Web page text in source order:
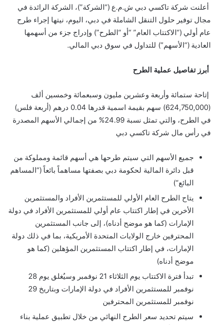
أعلنت شركة تاكسي دبي ش.م.ع (“الشركة”)، الشركة الرائدة في
مجال توفير حلول التنقل الشاملة في دبي، اليوم، نيتها إجراء طرح
عام أولي (“الاكتتاب العام” “أو “الطرح”) وإدراج جزء من أسهمها
العادية (“الأسهم”) للتداول في سوق دبي المالي.
أبرز تفاصيل عملية الطرح
إتاحة ستمائة وأربعة وعشرين مليون وسبعمائة وخمسين ألف
(624,750,000) سهم بقيمة اسمية قدرها 0.04 درهم (أربعة فلس)
في الطرح، والتي تمثل نسبة 24.99% من إجمالي الأسهم المصدرة
في رأس مال شركة تاكسي دبي
جميع الأسهم التي سيتم طرحها هي أسهم قائمة ومملوكة من
قبل دائرة المالية لحكومة دبي بصفتها مساهماً بائعاً (“المساهم
البائع“
)
يتاح الطرح العام الأولي للمستثمرين الأفراد والمستثمرين
الأخرين في إطار اكتتاب عام أولي للمستثمرين الأفراد في دولة
الإمارات (كما هو موضح أدناه)، إلى جانب المستثمرين
المحترفين خارج الولايات المتحدة الأمريكية، بما في ذلك دولة
الإمارات، في إطار اكتتاب المستثمرين المؤهلين (كما هو
موضح أدناه(
تبدأ فترة الاكتتاب يوم الثلاثاء 21 نوفمبر وسيُغلق يوم 28
نوفمبر للمستثمرين الأفراد في دولة الإمارات وبتاريخ 29
نوفمبر للمستثمرين المحترفين
سيتم تحديد سعر الطرح النهائي من خلال تطبيق عملية بناء